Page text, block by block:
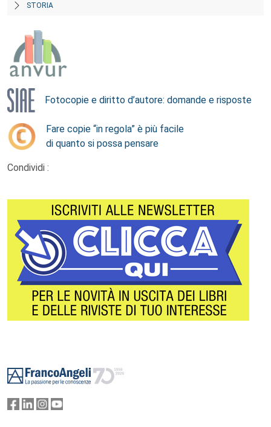
STORIA
Fotocopie e diritto d’autore: domande e risposte
Fare copie “in regola” è più facile
di quanto si possa pensare
Condividi :